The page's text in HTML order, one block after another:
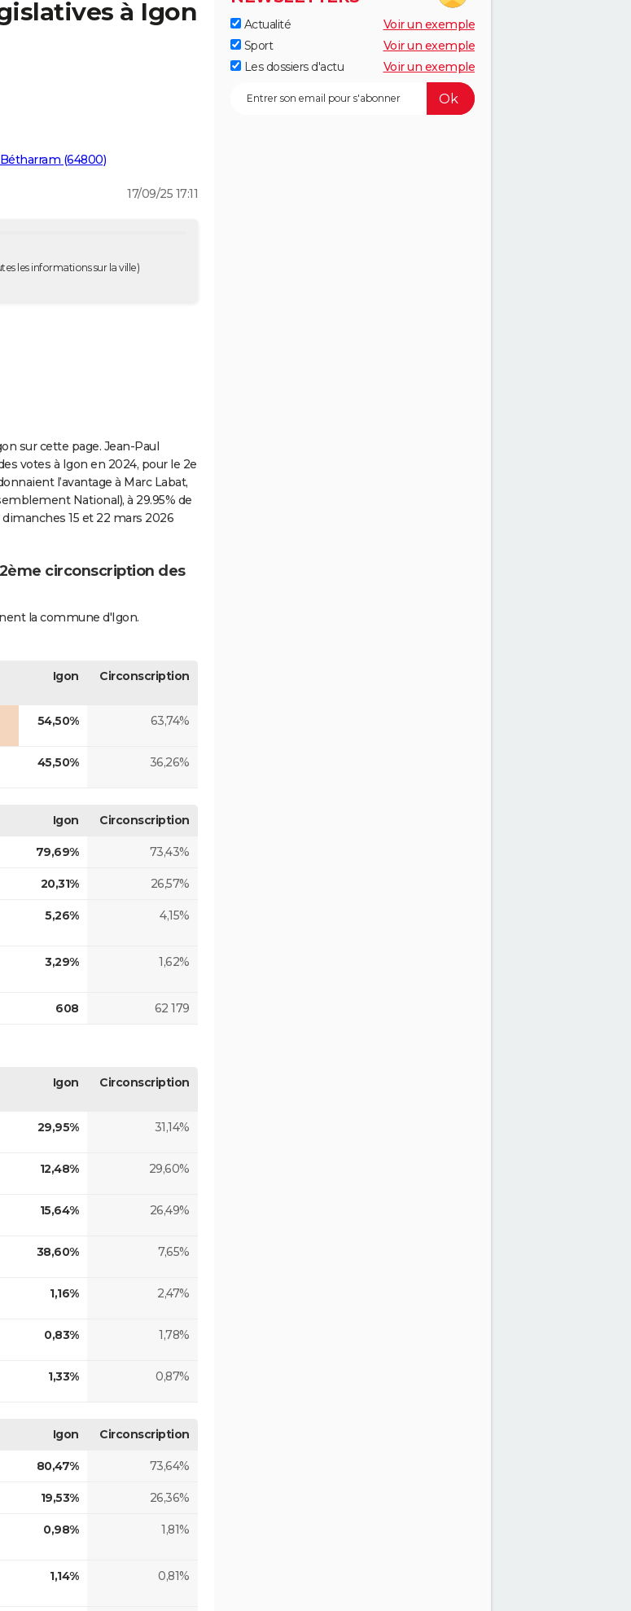
à Igon
(64800)
17/09/25 17:11
les informations sur la ville)
sur cette page. Jean-Paul
votes à Igon en 2024, pour le 2e
l’avantage à Marc Labat,
National), à 29.95% de
15 et 22 mars 2026
circonscription des
la commune d'Igon.
Igon Circonscription
54,50% 63,74%
45,50% 36,26%
Igon Circonscription
79,69% 73,43%
20,31% 26,57%
5,26% 4,15%
3,29% 1,62%
608 62 179
Igon Circonscription
29,95% 31,14%
12,48% 29,60%
15,64% 26,49%
38,60% 7,65%
1,16% 2,47%
0,83% 1,78%
1,33% 0,87%
Igon Circonscription
80,47% 73,64%
19,53% 26,36%
0,98% 1,81%
1,14% 0,81%
Actualité
Voir un exemple
Sport
Voir un exemple
Les dossiers d'actu
Voir un exemple